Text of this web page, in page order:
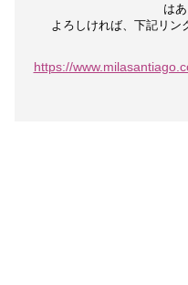
は
よろしければ、下記リン
https://